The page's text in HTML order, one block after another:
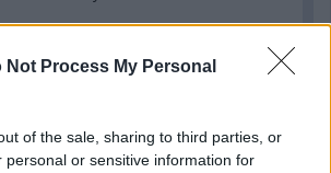
Not Process My Personal
of the sale, sharing to third parties, or
personal or sensitive information for